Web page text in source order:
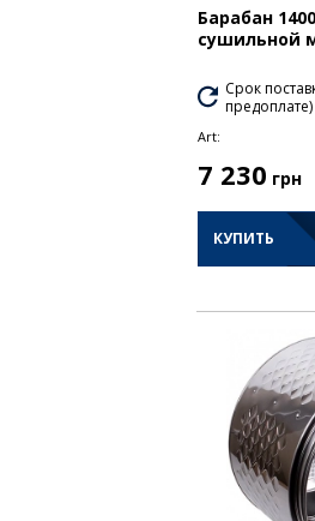
Барабан
сушильной
Срок
предоплате)
Art:
7 230 грн
КУПИТЬ